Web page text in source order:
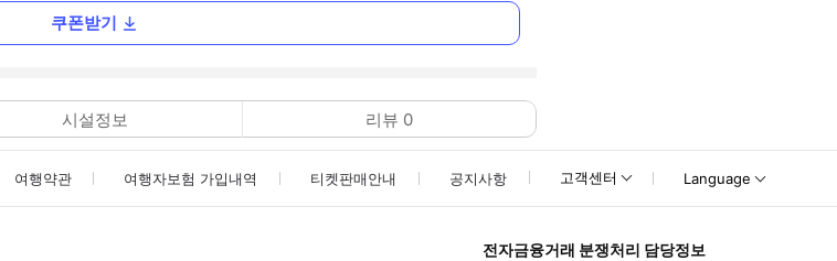
쿠폰받기
시설정보 리뷰 0
여행약관 여행자보험 가입내역 티켓판매안내 공지사항 고객센터 Language
전자금융거래 분쟁처리 담당정보